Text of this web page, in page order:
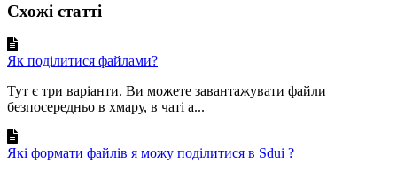
Схожі статті
Як поділитися файлами?
Тут є три варіанти. Ви можете завантажувати файли
безпосередньо в хмару, в чаті а...
Які формати файлів я можу поділитися в Sdui ?